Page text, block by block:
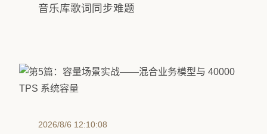
音乐库歌词同步难题
2026/8/6 12:10:08